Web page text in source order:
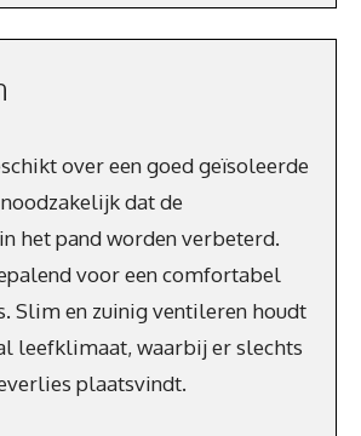
over een goed geïsoleerde
dat de
het pand worden verbeterd.
voor een comfortabel
Slim en zuinig ventileren houdt
leefklimaat, waarbij er slechts
plaatsvindt.